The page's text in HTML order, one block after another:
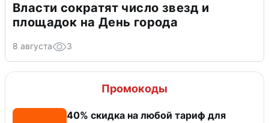
Власти сократят число звезд и
площадок на День города
8 августа 3
Промокоды
40% скидка на любой тариф для